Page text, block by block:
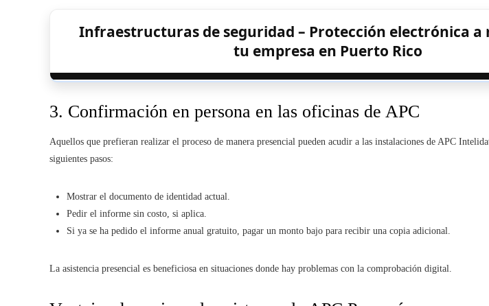
Infraestructuras de seguridad – Protección electrónica a
tu empresa en Puerto Rico
3. Confirmación en persona en las oficinas de APC
Aquellos que prefieran realizar el proceso de manera presencial pueden acudir a las instalaciones de APC
siguientes pasos:
Mostrar el documento de identidad actual.
Pedir el informe sin costo, si aplica.
Si ya se ha pedido el informe anual gratuito, pagar un monto bajo para recibir una copia adicional.
La asistencia presencial es beneficiosa en situaciones donde hay problemas con la comprobación digital.